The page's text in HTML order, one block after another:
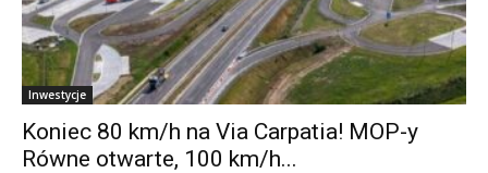
Inwestycje
Koniec 80 km/h na Via Carpatia! MOP-y
Równe otwarte, 100 km/h...